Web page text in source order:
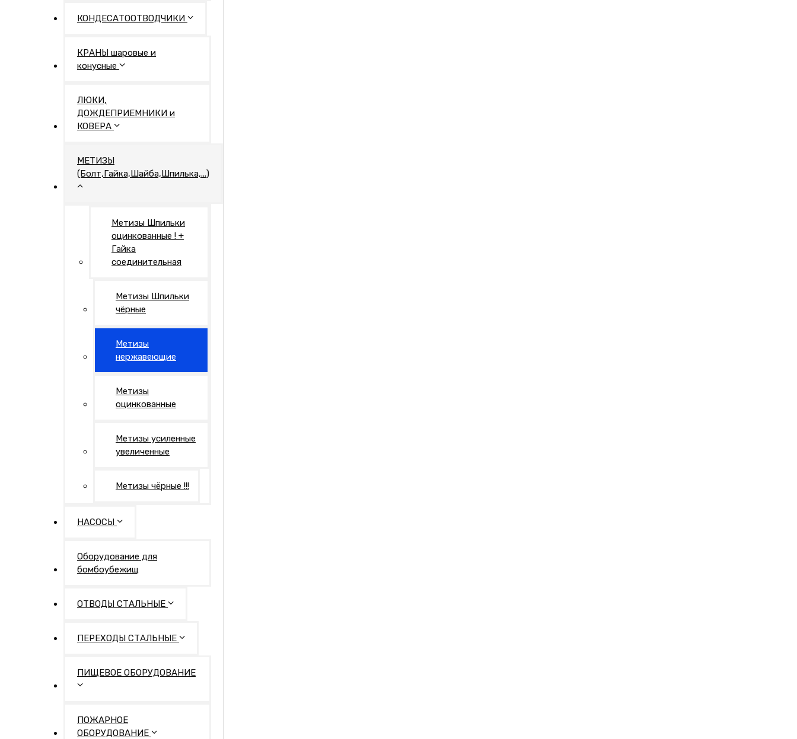
КОНДЕСАТООТВОДЧИКИ
КРАНЫ шаровые и
конусные
ЛЮКИ,
ДОЖДЕПРИЕМНИКИ и
КОВЕРА
МЕТИЗЫ
(Болт,Гайка,Шайба,Шпилька,...)
Метизы Шпильки
оцинкованные ! +
Гайка
соединительная
Метизы Шпильки
чёрные
Метизы
нержавеющие
Метизы
оцинкованные
Метизы усиленные
увеличенные
Метизы чёрные !!!
НАСОСЫ
Оборудование для
бомбоубежищ
ОТВОДЫ СТАЛЬНЫЕ
ПЕРЕХОДЫ СТАЛЬНЫЕ
ПИЩЕВОЕ ОБОРУДОВАНИЕ
ПОЖАРНОЕ
ОБОРУДОВАНИЕ